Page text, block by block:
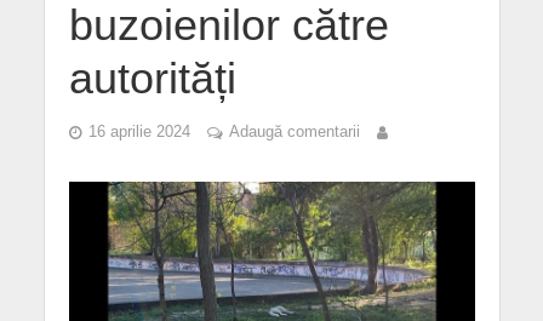
buzoienilor către
autorități
16 aprilie 2024 Adaugă comentarii